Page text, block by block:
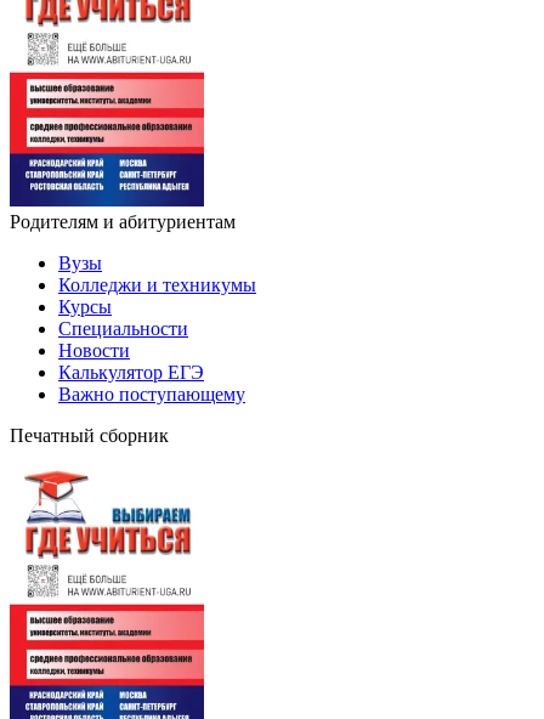
Родителям и абитуриентам
Вузы
Колледжи и техникумы
Курсы
Специальности
Новости
Калькулятор ЕГЭ
Важно поступающему
Печатный сборник